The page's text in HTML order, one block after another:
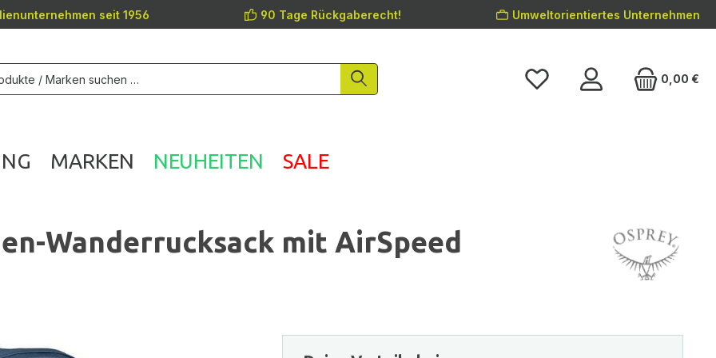
seit 1956 90 Tage Rückgaberecht! Umweltorientiertes Unternehmen
0,00 €
MARKEN NEUHEITEN SALE
Wanderrucksack mit AirSpeed